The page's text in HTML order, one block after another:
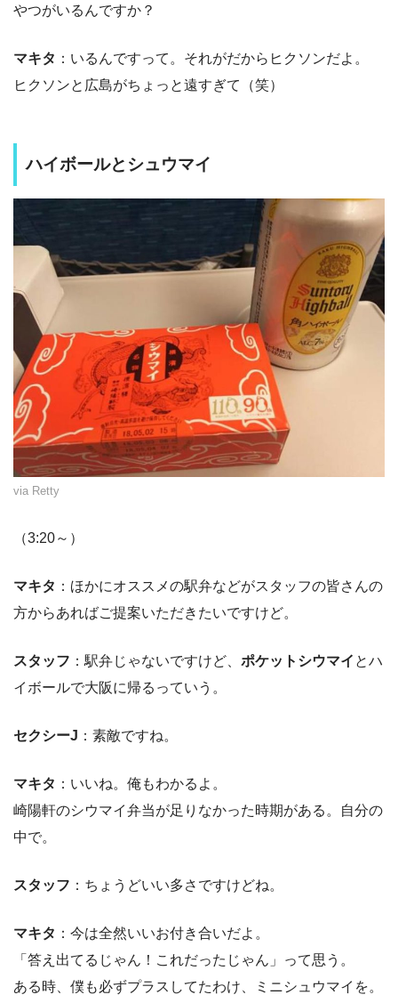
やつがいるんですか？
マキタ ：いるんですって。それがだからヒクソンだよ。
ヒクソンと広島がちょっと遠すぎて（笑）
ハイボールとシュウマイ
via Retty
（3:20～）
マキタ ：ほかにオススメの駅弁などがスタッフの皆さんの
方からあればご提案いただきたいですけど。
スタッフ ：駅弁じゃないですけど、 ポケットシウマイ とハ
イボールで大阪に帰るっていう。
セクシーJ ：素敵ですね。
マキタ ：いいね。俺もわかるよ。
崎陽軒のシウマイ弁当が足りなかった時期がある。自分の
中で。
スタッフ ：ちょうどいい多さですけどね。
マキタ ：今は全然いいお付き合いだよ。
「答え出てるじゃん！これだったじゃん」って思う。
ある時、僕も必ずプラスしてたわけ、ミニシュウマイを。